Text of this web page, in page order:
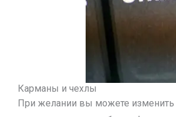
Карманы и чехлы
При желании вы можете